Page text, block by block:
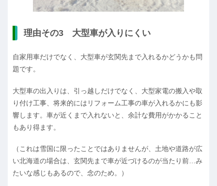
理由その3 大型車が入りにくい
自家用車だけでなく、大型車が玄関先まで入れるかどうかも問
題です。
大型車の出入りは、引っ越しだけでなく、大型家電の搬入や取
り付け工事、将来的にはリフォーム工事の車が入れるかにも影
響します。車が近くまで入れないと、余計な費用がかかること
もあり得ます。
（これは雪国に限ったことではありませんが、土地や道路が広
い北海道の場合は、玄関先まで車が近づけるのが当たり前…み
たいな感じもあるので、念のため。）